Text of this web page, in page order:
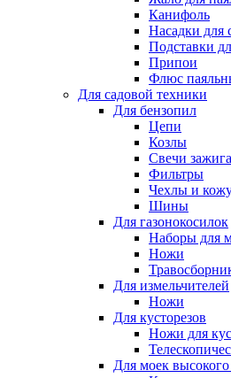
Канифоль
Насадки для
Подставки
Припои
Флюс
Для садовой техники
Для бензопил
Цепи
Козлы
Свечи
Фильтры
Чехлы и
Шины
Для газонокосилок
Наборы для
Ножи
Для измельчителей
Ножи
Для кусторезов
Ножи для
Для моек